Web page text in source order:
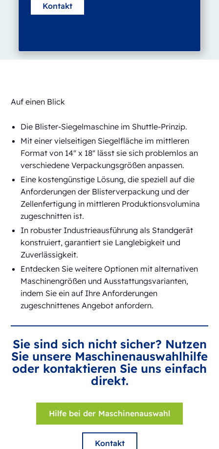
Kontakt
Auf einen Blick
Die Blister-Siegelmaschine im Shuttle-Prinzip.
Mit einer vielseitigen Siegelfläche im mittleren
Format von 14" x 18" lässt sie sich problemlos an
verschiedene Verpackungsgrößen anpassen.
Eine kostengünstige Lösung, die speziell auf die
Anforderungen der Blisterverpackung und der
Zellenfertigung in mittleren Produktionsvolumina
zugeschnitten ist.
In robuster Industrieausführung als Standgerät
konstruiert, garantiert sie Langlebigkeit und
Zuverlässigkeit.
Entdecken Sie weitere Optionen mit alternativen
Maschinengrößen und Ausstattungsvarianten,
indem Sie ein auf Ihre Anforderungen
zugeschnittenes Angebot anfordern.
Sie sind sich nicht sicher? Nutzen
Sie unsere Maschinenauswahlhilfe
oder kontaktieren Sie uns einfach
direkt.
Hilfe bei der Maschinenauswahl
Kontakt